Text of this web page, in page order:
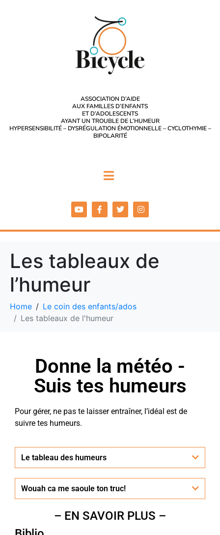
ASSOCIATION D’AIDE
AUX FAMILLES D’ENFANTS
ET D’ADOLESCENTS
AYANT UN TROUBLE DE L’HUMEUR
HYPERSENSIBILITÉ – DYSRÉGULATION ÉMOTIONNELLE – CYCLOTHYMIE –
BIPOLARITÉ
Les tableaux de
l’humeur
Home
Le coin des enfants/ados
Les tableaux de l'humeur
Donne la météo -
Suis tes humeurs
Pour gérer, ne pas te laisser entraîner, l’idéal est de
suivre tes humeurs.
Le tableau des humeurs
Wouah ca me saoule ton truc!
– EN SAVOIR PLUS –